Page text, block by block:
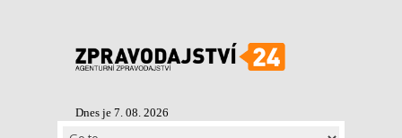
Dnes je 7. 08. 2026